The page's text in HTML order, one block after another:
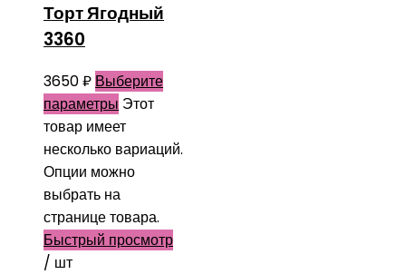
Торт Ягодный
3360
3650₽ Выберите
параметры Этот
товар имеет
несколько вариаций.
Опции можно
выбрать на
странице товара.
Быстрый просмотр
/ шт